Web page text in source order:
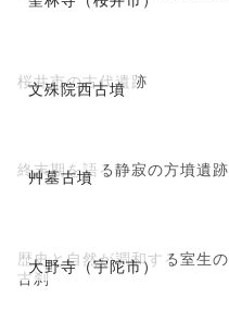
文殊院西古墳
桜井市の古代遺跡
艸墓古墳
終末期を語る静寂の方墳遺跡
大野寺（宇陀市）
歴史と自然が調和する室生の
古刹